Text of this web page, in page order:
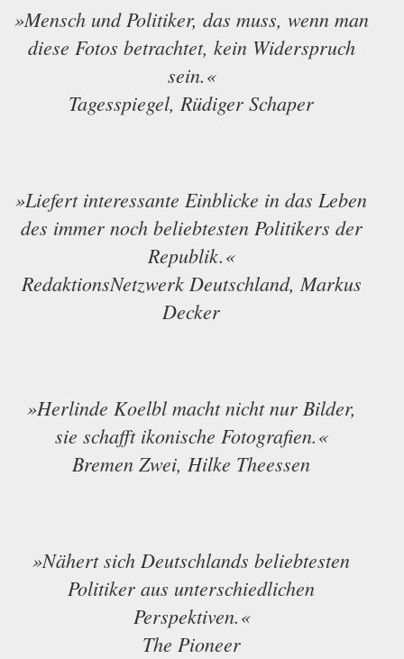
»Mensch und Politiker, das muss, wenn man
diese Fotos betrachtet, kein Widerspruch
sein.«
Tagesspiegel, Rüdiger Schaper
»Liefert interessante Einblicke in das Leben
des immer noch beliebtesten Politikers der
Republik.«
RedaktionsNetzwerk Deutschland, Markus
Decker
»Herlinde Koelbl macht nicht nur Bilder,
sie schafft ikonische Fotografien.«
Bremen Zwei, Hilke Theessen
»Nähert sich Deutschlands beliebtesten
Politiker aus unterschiedlichen
Perspektiven.«
The Pioneer